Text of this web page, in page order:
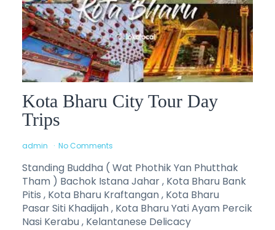
Kota Bharu City Tour Day
Trips
admin No Comments
Standing Buddha ( Wat Phothik Yan Phutthak
Tham ) Bachok Istana Jahar , Kota Bharu Bank
Pitis , Kota Bharu Kraftangan , Kota Bharu
Pasar Siti Khadijah , Kota Bharu Yati Ayam Percik
Nasi Kerabu , Kelantanese Delicacy